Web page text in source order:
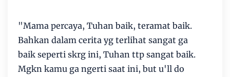
"Mama percaya, Tuhan baik, teramat baik.
Bahkan dalam cerita yg terlihat sangat ga
baik seperti skrg ini, Tuhan ttp sangat baik.
Mgkn kamu ga ngerti saat ini, but u'll do